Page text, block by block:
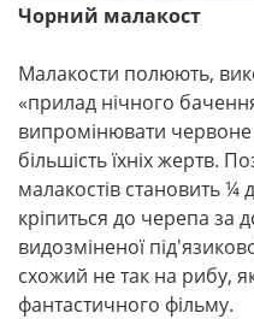
Чорний малакост
Малакости полюють,
«прилад нічного
випромінювати червоне
більшість їхніх жертв.
малакостів становить ¼
кріпиться до черепа
видозміненої
схожий не так на рибу,
фантастичного фільму.